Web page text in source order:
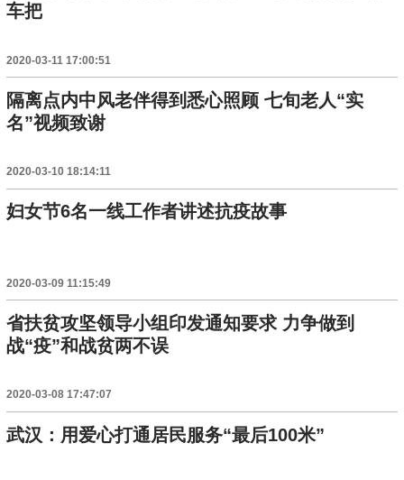
车把
2020-03-11 17:00:51
隔离点内中风老伴得到悉心照顾 七旬老人“实
名”视频致谢
2020-03-10 18:14:11
妇女节6名一线工作者讲述抗疫故事
2020-03-09 11:15:49
省扶贫攻坚领导小组印发通知要求 力争做到
战“疫”和战贫两不误
2020-03-08 17:47:07
武汉：用爱心打通居民服务“最后100米”